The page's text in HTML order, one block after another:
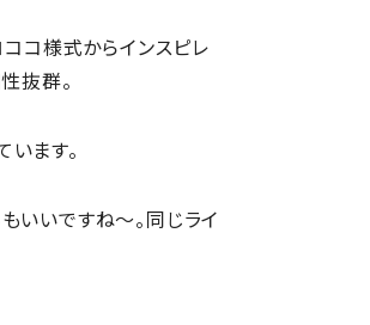
コ様式からインスピレ
抜群。
ます。
いいですね〜。同じライ